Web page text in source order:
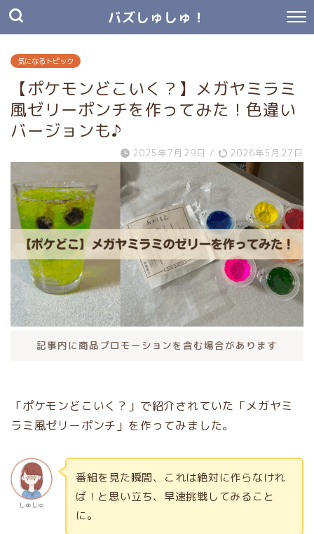
バズしゅしゅ！
気になるトピック
【ポケモンどこいく？】メガヤミラミ
風ゼリーポンチを作ってみた！色違い
バージョンも♪
2025年7月29日 / 2026年5月27日
記事内に商品プロモーションを含む場合があります
「ポケモンどこいく？」で紹介されていた「メガヤミ
ラミ風ゼリーポンチ」を作ってみました。
しゅしゅ
番組を見た瞬間、これは絶対に作らなけれ
ば！と思い立ち、早速挑戦してみること
に。